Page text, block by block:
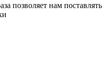
позволяет нам поставлять